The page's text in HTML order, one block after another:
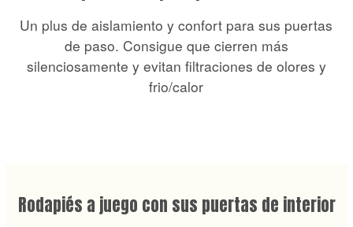
Un plus de aislamiento y confort para sus puertas
de paso. Consigue que cierren más
silenciosamente y evitan filtraciones de olores y
frio/calor
Rodapiés a juego con sus puertas de interior